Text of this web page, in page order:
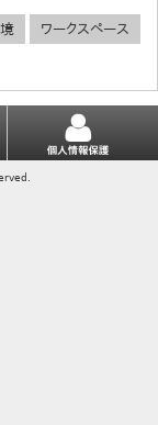
ワークスペース